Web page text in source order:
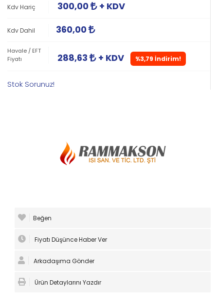
Kdv Hariç 300,00 + KDV
Kdv Dahil 360,00
Havale / EFT
Fiyatı
288,63 + KDV %3,79 İndirim!
Stok Sorunuz!
Beğen
Fiyatı Düşünce Haber Ver
Arkadaşıma Gönder
Ürün Detaylarını Yazdır